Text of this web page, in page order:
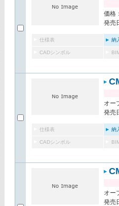
価格
発売
仕様表 納
CADシンボル
オー
発売
仕様表 納
CADシンボル
オー
発売